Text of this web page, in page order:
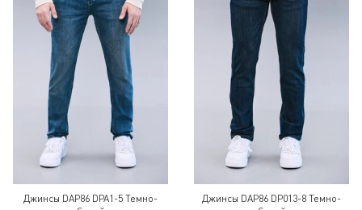
Джинсы DAP86 DPA1-5 Темно-
Джинсы DAP86 DP013-8 Темно-